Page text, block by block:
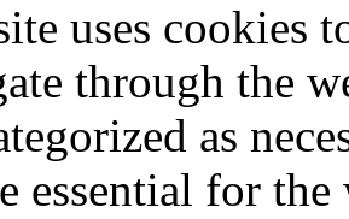
uses cookies
through the
as
essential for